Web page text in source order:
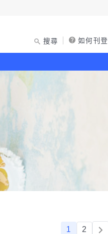
搜尋 如何刊登
1 2